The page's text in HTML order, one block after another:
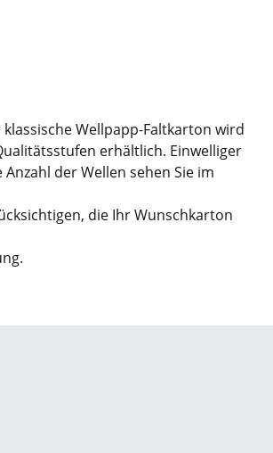
Wellpapp-Faltkarton wird
erhältlich. Einwelliger
der Wellen sehen Sie im
die Ihr Wunschkarton